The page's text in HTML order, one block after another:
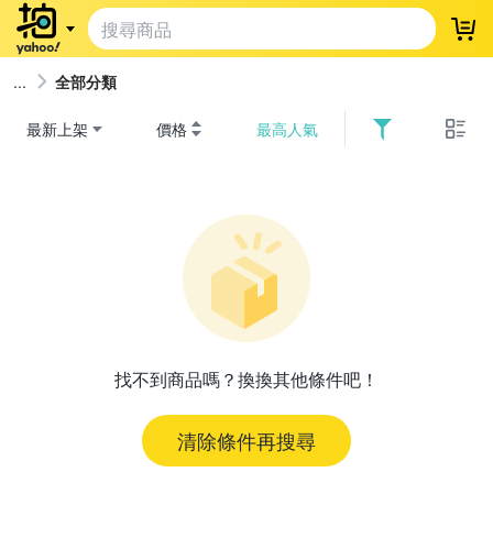
登
全部分類
最新上架 價格 最高人氣
找不到商品嗎？換換其他條件吧！
清除條件再搜尋